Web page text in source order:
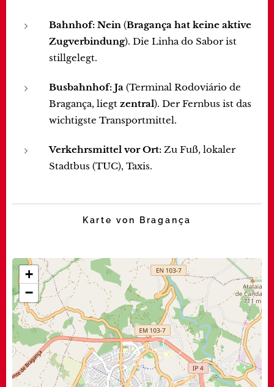
Bahnhof: Nein (Bragança hat keine aktive
Zugverbindung). Die Linha do Sabor ist
stillgelegt.
Busbahnhof: Ja (Terminal Rodoviário de
Bragança, liegt zentral). Der Fernbus ist das
wichtigste Transportmittel.
Verkehrsmittel vor Ort: Zu Fuß, lokaler
Stadtbus (TUC), Taxis.
Karte von Bragança
+
−